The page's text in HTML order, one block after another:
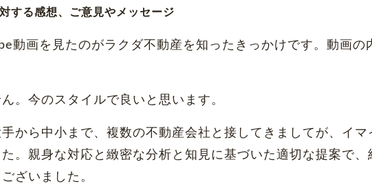
する感想、ご意見やメッセージ
動画を見たのがラクダ不動産を知ったきっかけです。動画の
。今のスタイルで良いと思います。
から中小まで、複数の不動産会社と接してきましてが、イ
。親身な対応と緻密な分析と知見に基づいた適切な提案で、
ざいました。